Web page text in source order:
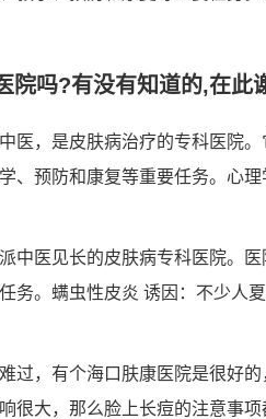
院吗?有没有知道的,在此
医，是皮肤病治疗的专科医院
、预防和康复等重要任务。心
中医见长的皮肤病专科医院。
务。螨虫性皮炎 诱因：不少人
过，有个海口肤康医院是很好
很大，那么脸上长痘的注意事